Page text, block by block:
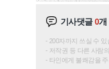
기사댓글0개
200자까지 쓰실 수 있
저작권 등 다른 사람
타인에게 불쾌감을